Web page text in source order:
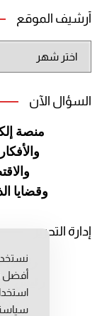
أرشيف الموقع
الموقع
السؤال الآن
منصة
وقضايا
إدارة التحرير
رئيس
رئيس
أفضل
سياسة